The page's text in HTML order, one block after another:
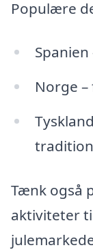
Populære
Norge
Tænk også
aktiviteter